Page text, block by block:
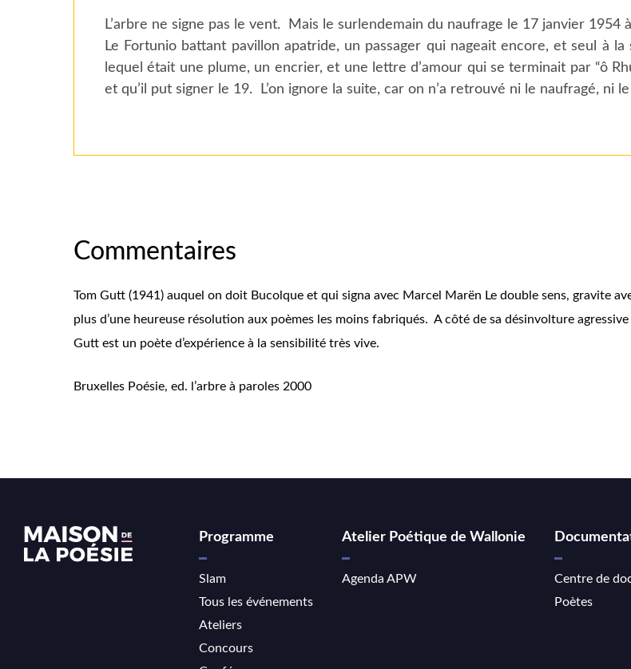
L’arbre ne signe pas le vent. Mais le surlendemain du naufrage le 17 janvier 1954
Le Fortunio battant pavillon apatride, un passager qui nageait encore, et seul à
lequel était une plume, un encrier, et une lettre d’amour qui se terminait par “ô
et qu’il put signer le 19. L’on ignore la suite, car on n’a retrouvé ni le naufragé, ni
Commentaires
Tom Gutt (1941) auquel on doit Bucolque et qui signa avec Marcel Marën Le double sens, gravite
plus d’une heureuse résolution aux poèmes les moins fabriqués. A côté de sa désinvolture
Gutt est un poète d’expérience à la sensibilité très vive.
Bruxelles Poésie, ed. l’arbre à paroles 2000
Programme
Slam
Tous les événements
Ateliers
Concours
Atelier Poétique de Wallonie
Agenda APW
Centre de
Poètes